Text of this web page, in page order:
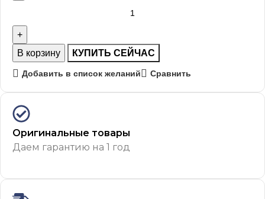
В корзину КУПИТЬ СЕЙЧАС
Добавить в список желаний Сравнить
Оригинальные товары
Даем гарантию на 1 год